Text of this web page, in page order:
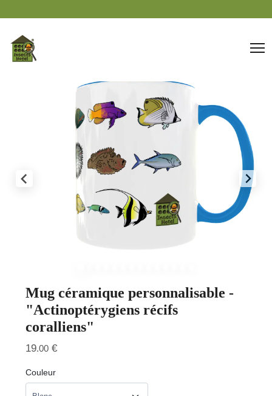
Mug céramique personnalisable -
"Actinoptérygiens récifs
coralliens"
19.00 €
Couleur